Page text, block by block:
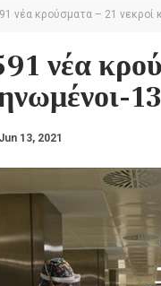
νέα κρούσματα – 21
νέα
Jun 13, 2021